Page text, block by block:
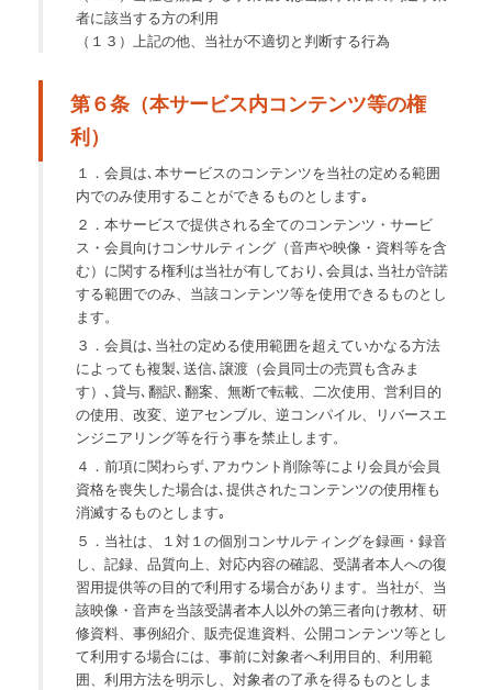
者に該当する方の利用
（１３）上記の他、当社が不適切と判断する行為
第６条（本サービス内コンテンツ等の権
利）
１．会員は､本サービスのコンテンツを当社の定める範囲
内でのみ使用することができるものとします｡
２．本サービスで提供される全てのコンテンツ・サービ
ス・会員向けコンサルティング（音声や映像・資料等を含
む）に関する権利は当社が有しており､会員は､当社が許諾
する範囲でのみ、当該コンテンツ等を使用できるものとし
ます。
３．会員は､当社の定める使用範囲を超えていかなる方法
によっても複製､送信､譲渡（会員同士の売買も含みま
す）､貸与､翻訳､翻案、無断で転載、二次使用、営利目的
の使用、改変、逆アセンブル、逆コンパイル、リバースエ
ンジニアリング等を行う事を禁止します。
４．前項に関わらず､アカウント削除等により会員が会員
資格を喪失した場合は､提供されたコンテンツの使用権も
消滅するものとします｡
５．当社は、１対１の個別コンサルティングを録画・録音
し、記録、品質向上、対応内容の確認、受講者本人への復
習用提供等の目的で利用する場合があります。当社が、当
該映像・音声を当該受講者本人以外の第三者向け教材、研
修資料、事例紹介、販売促進資料、公開コンテンツ等とし
て利用する場合には、事前に対象者へ利用目的、利用範
囲、利用方法を明示し、対象者の了承を得るものとしま